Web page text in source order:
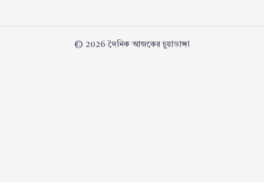
© 2026 দৈনিক আজকের চুয়াডাঙ্গা